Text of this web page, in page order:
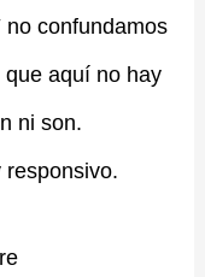
confundamos
aquí no hay
ni son.
responsivo.